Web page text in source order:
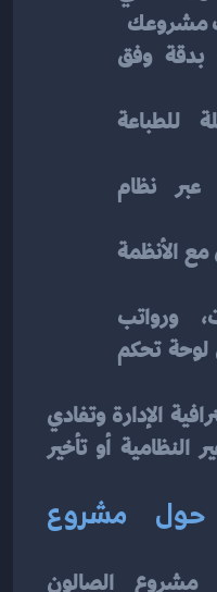
مشروعك
إصدار تقارير مالية قابلة للطباعة
نظام فوترة إلكتروني متوافق مع الأنظمة
الوقوع في أخطاء الفوترة غير النظامية أو تأخير